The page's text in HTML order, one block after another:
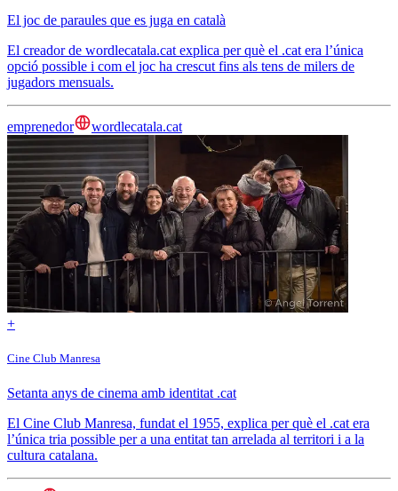
El joc de paraules que es juga en català
El creador de wordlecatala.cat explica per què el .cat era l’única
opció possible i com el joc ha crescut fins als tens de milers de
jugadors mensuals.
emprenedor wordlecatala.cat
+
Cine Club Manresa
Setanta anys de cinema amb identitat .cat
El Cine Club Manresa, fundat el 1955, explica per què el .cat era
l’única tria possible per a una entitat tan arrelada al territori i a la
cultura catalana.